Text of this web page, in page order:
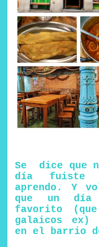
Se dice que
día fuiste
aprendo. Y
que un día
favorito (que
galaicos ex)
en el barrio